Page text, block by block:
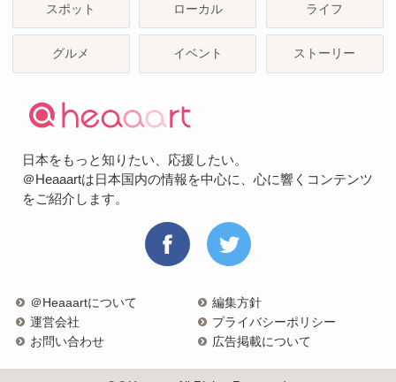
スポット ローカル ライフ
グルメ イベント ストーリー
日本をもっと知りたい、応援したい。
＠Heaaartは日本国内の情報を中心に、心に響くコンテンツ
をご紹介します。
＠Heaaartについて
編集方針
運営会社
プライバシーポリシー
お問い合わせ
広告掲載について